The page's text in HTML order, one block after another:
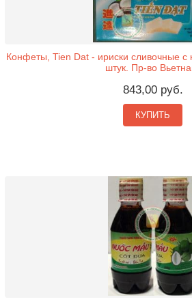
Конфеты, Tien Dat - ириски сливочные
штук. Пр-во
843,00 руб.
КУПИТЬ